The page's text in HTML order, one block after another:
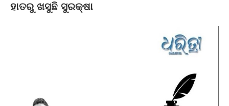
ହାତରୁ ଖସୁଛି ସୁରକ୍ଷା